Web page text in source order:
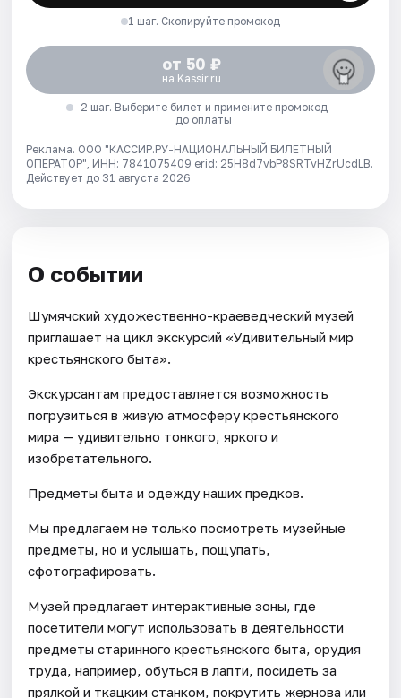
1 шаг. Скопируйте промокод
от 50 ₽
на Kassir.ru
2 шаг. Выберите билет и примените промокод
до оплаты
Реклама. ООО "КАССИР.РУ-НАЦИОНАЛЬНЫЙ БИЛЕТНЫЙ
ОПЕРАТОР", ИНН: 7841075409 erid: 25H8d7vbP8SRTvHZrUcdLB.
Действует до 31 августа 2026
О событии
Шумячский художественно-краеведческий музей
приглашает на цикл экскурсий «Удивительный мир
крестьянского быта».
Экскурсантам предоставляется возможность
погрузиться в живую атмосферу крестьянского
мира — удивительно тонкого, яркого и
изобретательного.
Предметы быта и одежду наших предков.
Мы предлагаем не только посмотреть музейные
предметы, но и услышать, пощупать,
сфотографировать.
Музей предлагает интерактивные зоны, где
посетители могут использовать в деятельности
предметы старинного крестьянского быта, орудия
труда, например, обуться в лапти, посидеть за
прялкой и ткацким станком, покрутить жернова или